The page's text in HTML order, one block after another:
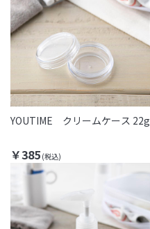
YOUTIME クリームケース 22g
￥385